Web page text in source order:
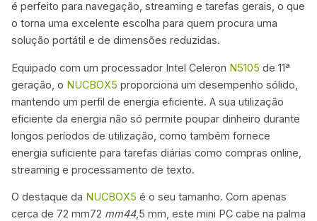
é perfeito para navegação, streaming e tarefas gerais, o que
o torna uma excelente escolha para quem procura uma
solução portátil e de dimensões reduzidas.
Equipado com um processador Intel Celeron N5105 de 11ª
geração, o NUCBOX5 proporciona um desempenho sólido,
mantendo um perfil de energia eficiente. A sua utilização
eficiente da energia não só permite poupar dinheiro durante
longos períodos de utilização, como também fornece
energia suficiente para tarefas diárias como compras online,
streaming e processamento de texto.
O destaque da NUCBOX5 é o seu tamanho. Com apenas
cerca de 72 mm72 mm44,5 mm, este mini PC cabe na palma